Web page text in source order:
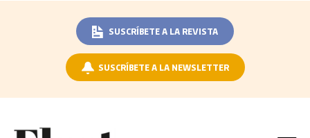
SUSCRÍBETE A LA REVISTA
SUSCRÍBETE A LA NEWSLETTER